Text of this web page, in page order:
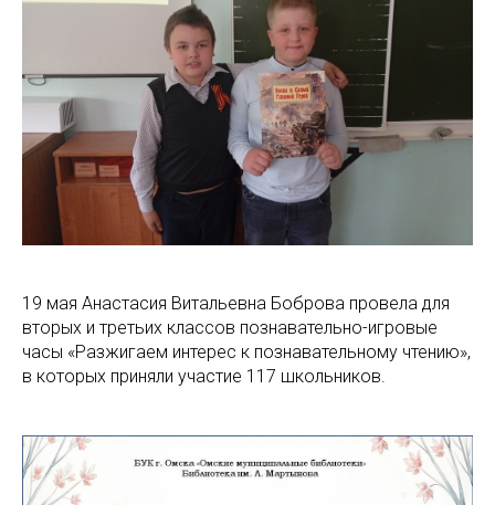
19 мая Анастасия Витальевна Боброва провела для
вторых и третьих классов познавательно-игровые
часы «Разжигаем интерес к познавательному чтению»,
в которых приняли участие 117 школьников.